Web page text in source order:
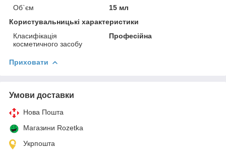
Об`єм
15 мл
Користувальницькі характеристики
Класифікація
косметичного засобу
Професійна
Приховати
Умови доставки
Нова Пошта
Магазини Rozetka
Укрпошта